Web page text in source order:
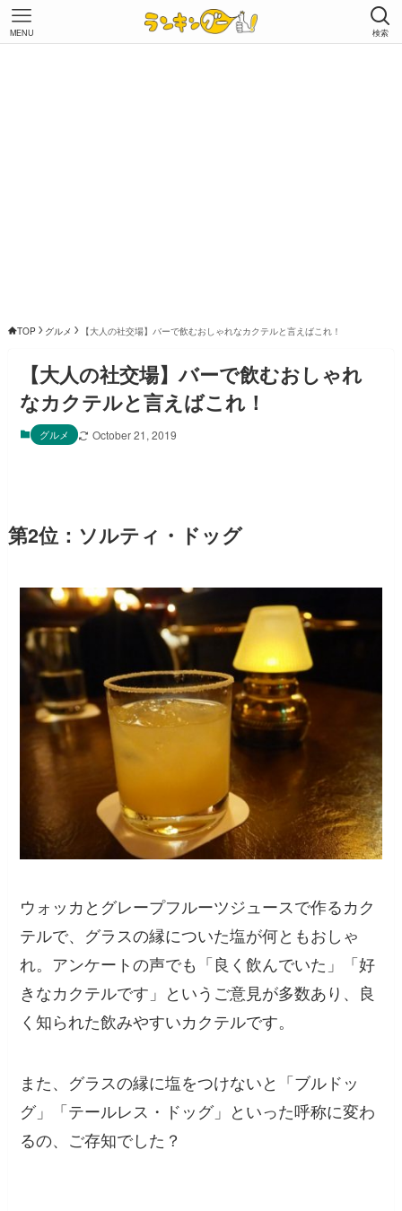
検索
MENU
TOP グルメ 【大人の社交場】バーで飲むおしゃれなカクテルと言えばこれ！
【大人の社交場】バーで飲むおしゃれ
なカクテルと言えばこれ！
グルメ October 21, 2019
第2位：ソルティ・ドッグ
ウォッカとグレープフルーツジュースで作るカク
テルで、グラスの縁についた塩が何ともおしゃ
れ。アンケートの声でも「良く飲んでいた」「好
きなカクテルです」というご意見が多数あり、良
く知られた飲みやすいカクテルです。
また、グラスの縁に塩をつけないと「ブルドッ
グ」「テールレス・ドッグ」といった呼称に変わ
るの、ご存知でした？